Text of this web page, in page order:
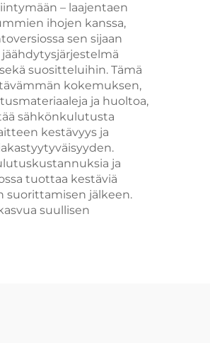
– laajentaen
ihojen kanssa,
sen sijaan
suositteluihin. Tämä
kokemuksen,
ja huoltoa,
sähkönkulutusta
kestävyys ja
ja
tuottaa kestäviä
suorittamisen jälkeen.
suullisen